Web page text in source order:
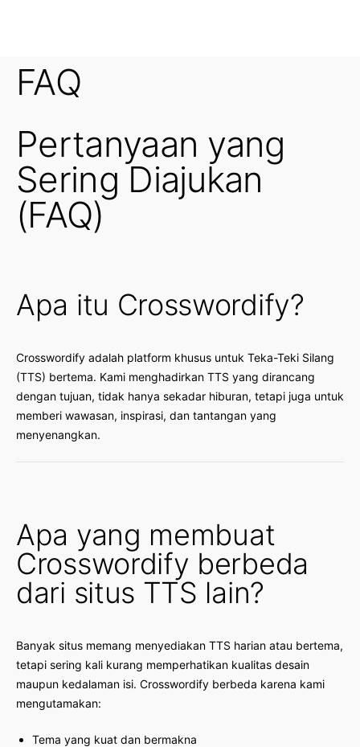
FAQ
Pertanyaan yang
Sering Diajukan
(FAQ)
Apa itu Crosswordify?
Crosswordify adalah platform khusus untuk Teka-Teki Silang
(TTS) bertema. Kami menghadirkan TTS yang dirancang
dengan tujuan, tidak hanya sekadar hiburan, tetapi juga untuk
memberi wawasan, inspirasi, dan tantangan yang
menyenangkan.
Apa yang membuat
Crosswordify berbeda
dari situs TTS lain?
Banyak situs memang menyediakan TTS harian atau bertema,
tetapi sering kali kurang memperhatikan kualitas desain
maupun kedalaman isi. Crosswordify berbeda karena kami
mengutamakan:
Tema yang kuat dan bermakna